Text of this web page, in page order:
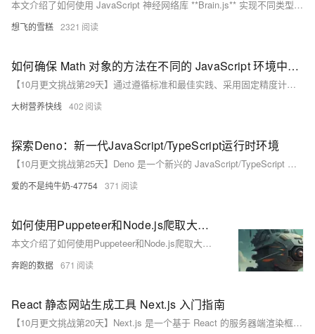
本文介绍了如何使用 JavaScript 神经网络库 **Brain.js** 实现不同类型的神经网络，包括前馈神经网络（FFNN）、深度神经网络（DNN）和循环神经网络（RNN）。通过简单的示例和代码，帮助前端开发者快速入门并理解神经网络的基本概念。文章还对比了各类神经网络的特点和适用场景，并简要介绍了卷积神经网络（CNN）的替代方案。
想飞的雪糕 2321
如何确保 Math 对象的方法在不同的 JavaScript 环境中具有一致的精度？
【10月更文挑战第29天】通过遵循标准和最佳实践、采用固定精度计算、进行全面的测试与验证、避免隐式类型转换以及持续关注和更新等方法，可以在很大程度上确保Math对象的方法在不同的JavaScript环境中具有一致的精度，从而提高代码的可靠性和可移植性。
大树营养快线 402
探索Deno：新一代JavaScript/TypeScript运行时环境
【10月更文挑战第25天】Deno 是一个新兴的 JavaScript/TypeScript 运行时环境，由 Node.js 创始人 Ryan Dahl 发起。本文介绍了 Deno 的核心特性，如安全性、现代化、性能和 TypeScript 支持，以及开发技巧和实用工具。Deno 通过解决 Node.js 的设计问题，提供了更好的开发体验，未来有望进一步集成 WebAssembly，拓展其生态系统。
爱的不是纯牛奶-47754 371
如何使用Puppeteer和Node.js爬取大学招生数据：入门指南
本文介绍了如何使用Puppeteer和Node.js爬取大学招生数据，并通过代理IP提升爬取的稳定性和效率。Puppeteer作为一个强大的Node.js库，能够模拟真实浏览器访问，支持JavaScript渲染，适合复杂的爬取任务。文章详细讲解了安装Puppeteer、配置代理IP、实现爬虫代码的步骤，并提供了代码示例。此外，还给出了注意事项和优化建议，帮助读者高效地抓取和分析招生数据。
奔跑的数据 671
React 静态网站生成工具 Next.js 入门指南
【10月更文挑战第20天】Next.js 是一个基于 React 的服务器端渲染框架，由 Vercel 开发。本文从基础概念出发，逐步探讨 Next.js 的常见问题、易错点及解决方法，并通过具体代码示例进行说明，帮助开发者快速构建高性能的 Web 应用。